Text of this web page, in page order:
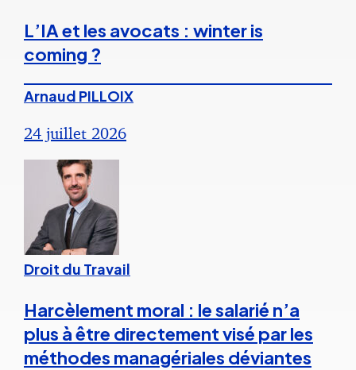
L’IA et les avocats : winter is
coming ?
Arnaud PILLOIX
24 juillet 2026
Droit du Travail
Harcèlement moral : le salarié n’a
plus à être directement visé par les
méthodes managériales déviantes